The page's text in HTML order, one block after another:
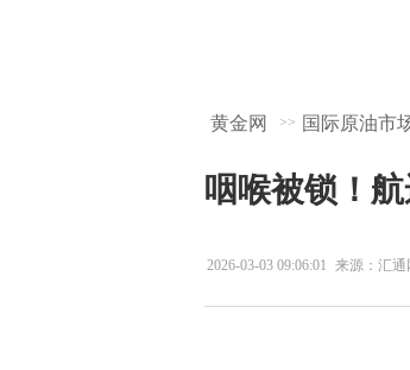
黄金网 >> 国际原油市
咽喉被锁！
2026-03-03 09:06:01 来源：汇通